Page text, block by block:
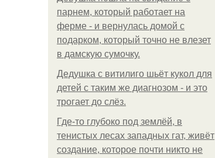
парнем, который работает на
ферме - и вернулась домой с
подарком, который точно не влезет
в дамскую сумочку.
Дедушка с витилиго шьёт кукол для
детей с таким же диагнозом - и это
трогает до слёз.
Где-то глубоко под землёй, в
тенистых лесах западных гат, живёт
создание, которое почти никто не